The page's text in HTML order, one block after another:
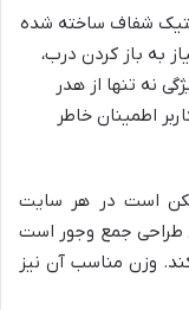
شفاف ساخته شده
به باز کردن درب،
نه تنها از هدر
اطمینان خاطر
است در هر سایت
طراحی جمع وجور است
وزن مناسب آن نیز